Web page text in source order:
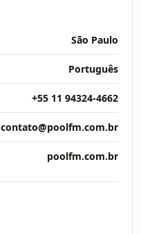
São Paulo
Português
+55 11 94324-4662
contato@poolfm.com.br
poolfm.com.br